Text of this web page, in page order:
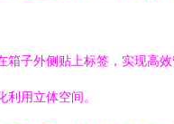
子外侧贴上标签，实现高效
用立体空间。